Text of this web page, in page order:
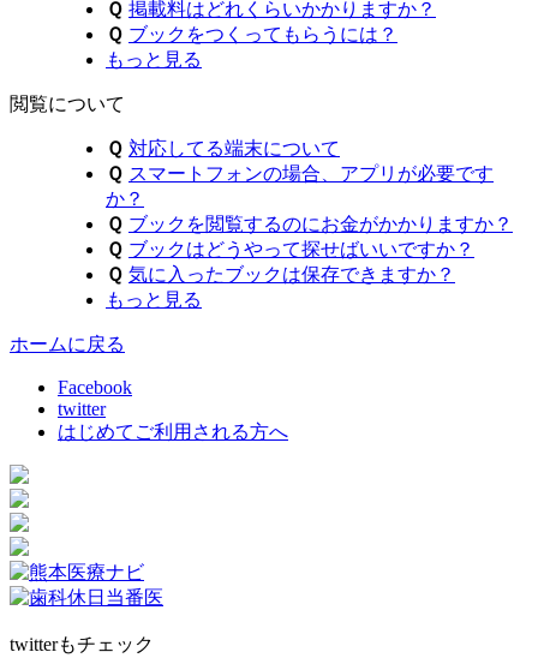
Ｑ 掲載料はどれくらいかかりますか？
Ｑ ブックをつくってもらうには？
もっと見る
閲覧について
Ｑ 対応してる端末について
Ｑ スマートフォンの場合、アプリが必要です
か？
Ｑ ブックを閲覧するのにお金がかかりますか？
Ｑ ブックはどうやって探せばいいですか？
Ｑ 気に入ったブックは保存できますか？
もっと見る
ホームに戻る
Facebook
twitter
はじめてご利用される方へ
twitterもチェック